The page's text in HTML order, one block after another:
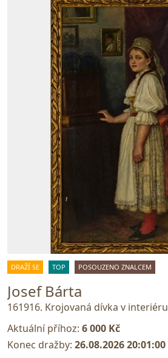
DRAŽÍ SE TOP POSOUZENO ZNALCEM
Josef Bárta
161916. Krojovaná dívka v interiéru
Aktuální příhoz: 6 000 Kč
Konec dražby: 26.08.2026 20:01:00